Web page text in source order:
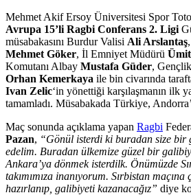
Mehmet Akif Ersoy Üniversitesi Spor
Avrupa 15’li Ragbi Conferans 2. Ligi
müsabakasını Burdur Valisi Ali Arslantaş
Mehmet Göker, İl Emniyet Müdürü
Komutanı Albay Mustafa Güder,
Orhan Kemerkaya ile bin civarında
Ivan Zelic‘in yönettiği karşılaşmanın ilk
tamamladı. Müsabakada Türkiye,
Maç sonunda açıklama yapan Ragbi
Pazan, “Gönül isterdi ki buradan size bir
edelim. Buradan ülkemize güzel bir
Ankara’ya dönmek isterdilk. Önümüzde
takımımıza inanıyorum. Sırbistan
hazırlanıp, galibiyeti kazanacağız” diye